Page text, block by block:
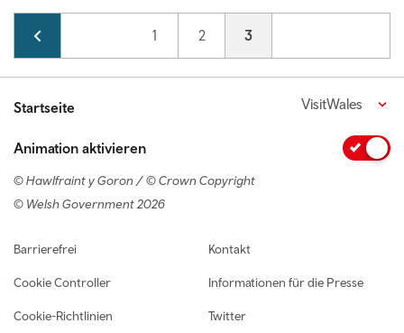
Pagination Page
1 Page
2 Current page
3
Startseite VisitWales
Animation aktivieren
© Hawlfraint y Goron / © Crown Copyright
© Welsh Government 2026
Footer navigation
Barrierefrei
Cookie Controller
Cookie-Richtlinien
Kontakt
Informationen für die Presse
Twitter